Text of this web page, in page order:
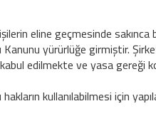
eline geçmesinde
Kanunu yürürlüğe girmiştir.
edilmekte ve yasa gereği
kullanılabilmesi için